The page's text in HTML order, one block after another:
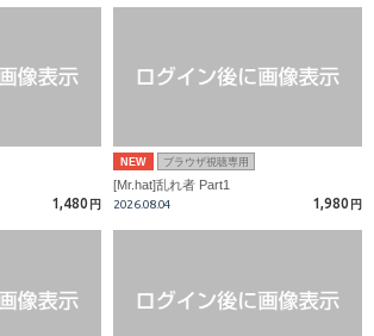
1,480 円
NEW ブラウザ視聴専用
[Mr.hat]乱れ者 Part1
2026.08.04 1,980 円